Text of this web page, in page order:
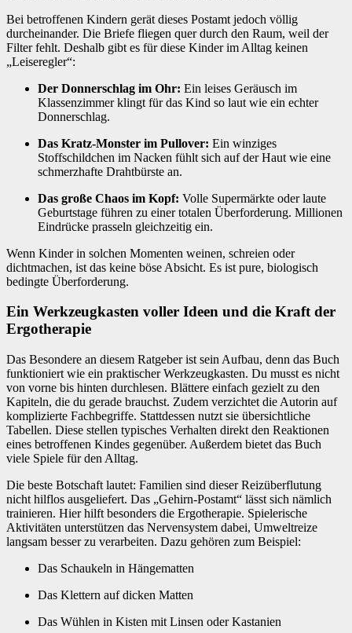
Bei betroffenen Kindern gerät dieses Postamt jedoch völlig
durcheinander. Die Briefe fliegen quer durch den Raum, weil der
Filter fehlt. Deshalb gibt es für diese Kinder im Alltag keinen
„Leiseregler“:
Der Donnerschlag im Ohr: Ein leises Geräusch im
Klassenzimmer klingt für das Kind so laut wie ein echter
Donnerschlag.
Das Kratz-Monster im Pullover: Ein winziges
Stoffschildchen im Nacken fühlt sich auf der Haut wie eine
schmerzhafte Drahtbürste an.
Das große Chaos im Kopf: Volle Supermärkte oder laute
Geburtstage führen zu einer totalen Überforderung. Millionen
Eindrücke prasseln gleichzeitig ein.
Wenn Kinder in solchen Momenten weinen, schreien oder
dichtmachen, ist das keine böse Absicht. Es ist pure, biologisch
bedingte Überforderung.
Ein Werkzeugkasten voller Ideen und die Kraft der
Ergotherapie
Das Besondere an diesem Ratgeber ist sein Aufbau, denn das Buch
funktioniert wie ein praktischer Werkzeugkasten. Du musst es nicht
von vorne bis hinten durchlesen. Blättere einfach gezielt zu den
Kapiteln, die du gerade brauchst. Zudem verzichtet die Autorin auf
komplizierte Fachbegriffe. Stattdessen nutzt sie übersichtliche
Tabellen. Diese stellen typisches Verhalten direkt den Reaktionen
eines betroffenen Kindes gegenüber. Außerdem bietet das Buch
viele Spiele für den Alltag.
Die beste Botschaft lautet: Familien sind dieser Reizüberflutung
nicht hilflos ausgeliefert. Das „Gehirn-Postamt“ lässt sich nämlich
trainieren. Hier hilft besonders die Ergotherapie. Spielerische
Aktivitäten unterstützen das Nervensystem dabei, Umweltreize
langsam besser zu verarbeiten. Dazu gehören zum Beispiel:
Das Schaukeln in Hängematten
Das Klettern auf dicken Matten
Das Wühlen in Kisten mit Linsen oder Kastanien